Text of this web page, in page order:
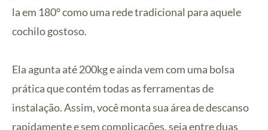
la em 180° como uma rede tradicional para aquele
cochilo gostoso.
Ela agunta até 200kg e ainda vem com uma bolsa
prática que contém todas as ferramentas de
instalação. Assim, você monta sua área de descanso
rapidamente e sem complicações, seja entre duas